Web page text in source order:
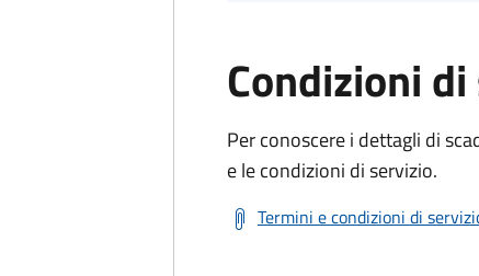
Condizioni
Per conoscere i dettagli di
e le condizioni di servizio.
Termini e condizioni di